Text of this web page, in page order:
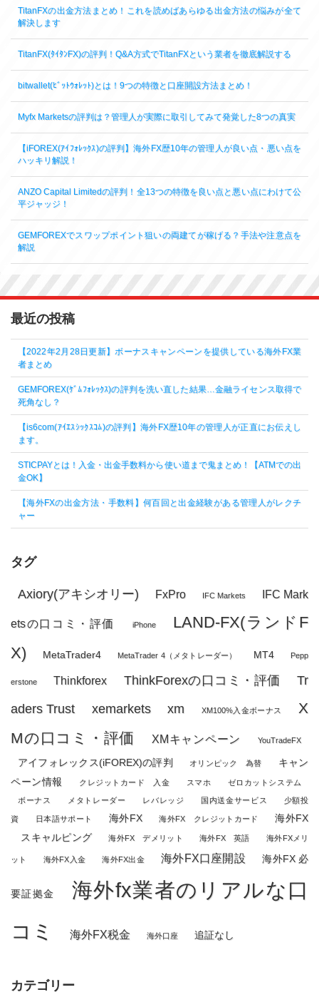
TitanFXの出金方法まとめ！これを読めばあらゆる出金方法の悩みが全て
解決します
TitanFX(ﾀｲﾀﾝFX)の評判！Q&A方式でTitanFXという業者を徹底解説する
bitwallet(ﾋﾞｯﾄｳｫﾚｯﾄ)とは！9つの特徴と口座開設方法まとめ！
Myfx Marketsの評判は？管理人が実際に取引してみて発覚した8つの真実
【iFOREX(ｱｲﾌｫﾚｯｸｽ)の評判】海外FX歴10年の管理人が良い点・悪い点を
ハッキリ解説！
ANZO Capital Limitedの評判！全13つの特徴を良い点と悪い点にわけて公
平ジャッジ！
GEMFOREXでスワップポイント狙いの両建てが稼げる？手法や注意点を
解説
最近の投稿
【2022年2月28日更新】ボーナスキャンペーンを提供している海外FX業
者まとめ
GEMFOREX(ｹﾞﾑﾌｫﾚｯｸｽ)の評判を洗い直した結果…金融ライセンス取得で
死角なし？
【is6com(ｱｲｴｽｼｯｸｽｺﾑ)の評判】海外FX歴10年の管理人が正直にお伝えし
ます。
STICPAYとは！入金・出金手数料から使い道まで鬼まとめ！【ATMでの出
金OK】
【海外FXの出金方法・手数料】何百回と出金経験がある管理人がレクチ
ャー
タグ
Axiory(アキシオリー) FxPro IFC Markets IFC Mark
etsの口コミ・評価 iPhone
LAND-FX(ランドF
X)
MetaTrader4 MetaTrader 4（メタトレーダー） MT4 Pepp
erstone Thinkforex ThinkForexの口コミ・評価
Tr
aders Trust
xemarkets xm XM100%入金ボーナス
X
Mの口コミ・評価
XMキャンペーン YouTradeFX
アイフォレックス(iFOREX)の評判 オリンピック 為替
キャン
ペーン情報
クレジットカード 入金 スマホ ゼロカットシステム
ボーナス メタトレーダー レバレッジ 国内送金サービス 少額投
資 日本語サポート 海外FX 海外FX クレジットカード
海外FX
スキャルピング
海外FX デメリット 海外FX 英語 海外FXメリ
ット 海外FX入金 海外FX出金 海外FX口座開設 海外FX 必
要証拠金
海外fx業者のリアルな口
コミ
海外FX税金 海外口座 追証なし
カテゴリー